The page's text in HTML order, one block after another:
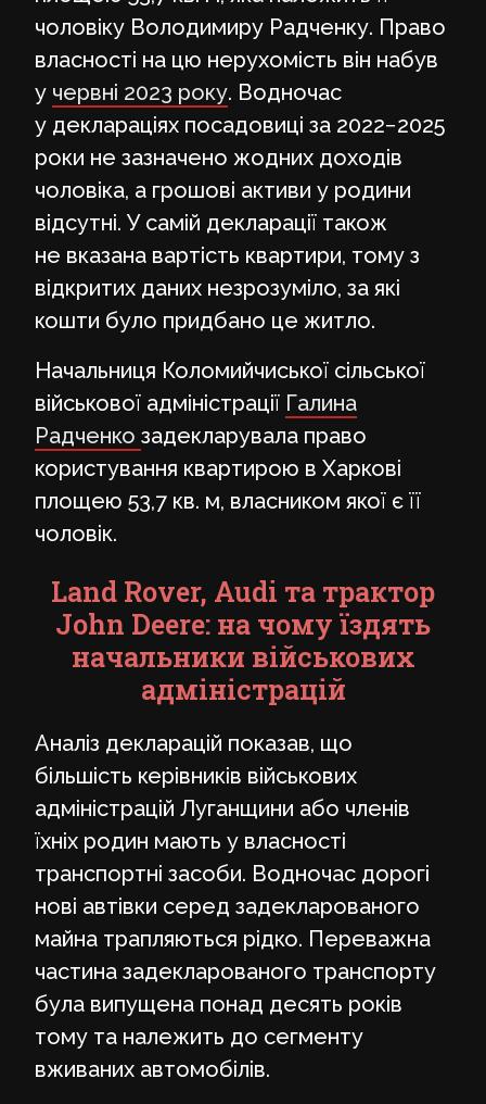
чоловіку Володимиру Радченку. Право
власності на цю нерухомість він набув
у червні 2023 року. Водночас
у деклараціях посадовиці за 2022−2025
роки не зазначено жодних доходів
чоловіка, а грошові активи у родини
відсутні. У самій декларації також
не вказана вартість квартири, тому з
відкритих даних незрозуміло, за які
кошти було придбано це житло.
Начальниця Коломийчиської сільської
військової адміністрації Галина
Радченко задекларувала право
користування квартирою в Харкові
площею 53,7 кв. м, власником якої є її
чоловік.
Land Rover, Audi та трактор
John Deere: на чому їздять
начальники військових
адміністрацій
Аналіз декларацій показав, що
більшість керівників військових
адміністрацій Луганщини або членів
їхніх родин мають у власності
транспортні засоби. Водночас дорогі
нові автівки серед задекларованого
майна трапляються рідко. Переважна
частина задекларованого транспорту
була випущена понад десять років
тому та належить до сегменту
вживаних автомобілів.